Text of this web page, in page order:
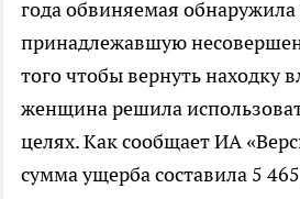
года обвиняемая
принадлежавшую
того чтобы вернуть находку
женщина решила
целях. Как сообщает ИА
сумма ущерба составила 5